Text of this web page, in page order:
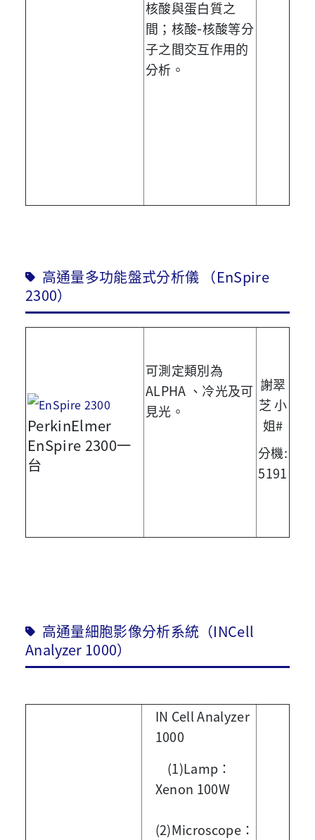
核酸與蛋白質之
間；核酸-核酸等分
子之間交互作用的
分析 。
高通量多功能盤式分析儀 （EnSpire
2300）
PerkinElmer
EnSpire 2300一
台
可測定類別為
ALPHA 、冷光及可
見光。
謝翠
芝 小
姐#
分機:
5191
高通量細胞影像分析系統（INCell
Analyzer 1000）
IN Cell Analyzer
1000
(1)Lamp：
Xenon 100W
(2)Microscope：